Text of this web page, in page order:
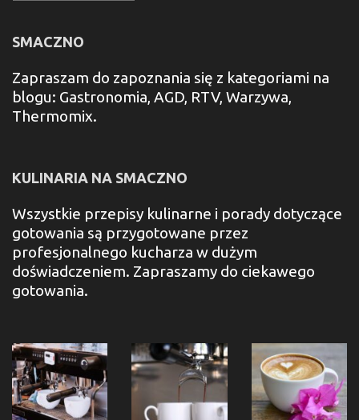
SMACZNO
Zapraszam do zapoznania się z kategoriami na
blogu: Gastronomia, AGD, RTV, Warzywa,
Thermomix.
KULINARIA NA SMACZNO
Wszystkie przepisy kulinarne i porady dotyczące
gotowania są przygotowane przez
profesjonalnego kucharza w dużym
doświadczeniem. Zapraszamy do ciekawego
gotowania.